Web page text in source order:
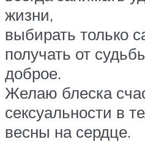
жизни,
выбирать только
получать от
доброе.
Желаю блеска
сексуальности в
весны на сердце.